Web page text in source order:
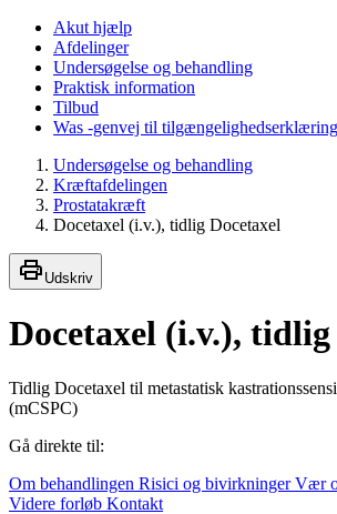
Akut hjælp
Afdelinger
Undersøgelse og behandling
Praktisk information
Tilbud
Was -genvej til tilgængelighedserklæring
Undersøgelse og behandling
Kræftafdelingen
Prostatakræft
Docetaxel (i.v.), tidlig Docetaxel
Udskriv
Docetaxel (i.v.), tidlig
Tidlig Docetaxel til metastatisk
(mCSPC)
Gå direkte til:
Om behandlingen Risici og bivirkningerVær
Videre forløb Kontakt